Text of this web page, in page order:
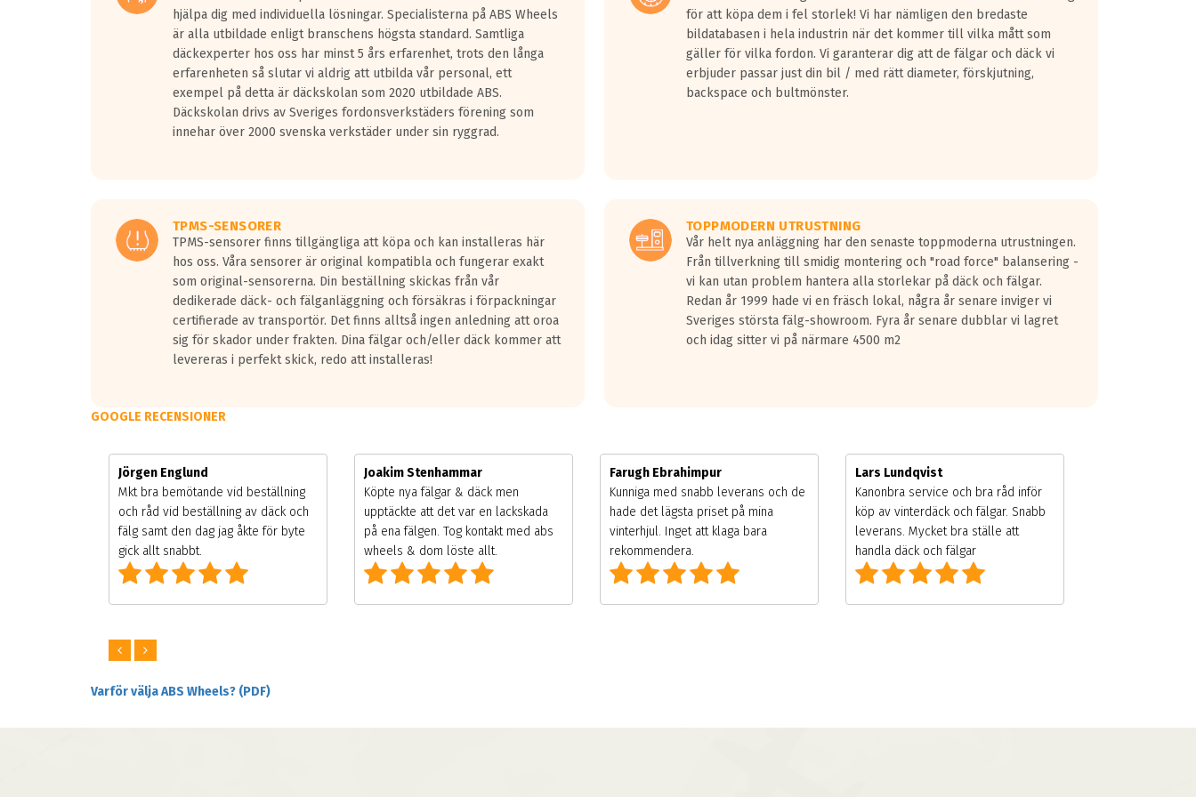
hjälpa dig med individuella lösningar. Specialisterna på ABS Wheels
är alla utbildade enligt branschens högsta standard. Samtliga
däckexperter hos oss har minst 5 års erfarenhet, trots den långa
erfarenheten så slutar vi aldrig att utbilda vår personal, ett
exempel på detta är däckskolan som 2020 utbildade ABS.
Däckskolan drivs av Sveriges fordonsverkstäders förening som
innehar över 2000 svenska verkstäder under sin ryggrad.
för att köpa dem i fel storlek! Vi har nämligen den bredaste
bildatabasen i hela industrin när det kommer till vilka mått som
gäller för vilka fordon. Vi garanterar dig att de fälgar och däck vi
erbjuder passar just din bil / med rätt diameter, förskjutning,
backspace och bultmönster.
TPMS-SENSORER
TPMS-sensorer finns tillgängliga att köpa och kan installeras här
hos oss. Våra sensorer är original kompatibla och fungerar exakt
som original-sensorerna. Din beställning skickas från vår
dedikerade däck- och fälganläggning och försäkras i förpackningar
certifierade av transportör. Det finns alltså ingen anledning att oroa
sig för skador under frakten. Dina fälgar och/eller däck kommer att
levereras i perfekt skick, redo att installeras!
TOPPMODERN UTRUSTNING
Vår helt nya anläggning har den senaste toppmoderna utrustningen.
Från tillverkning till smidig montering och "road force" balansering -
vi kan utan problem hantera alla storlekar på däck och fälgar.
Redan år 1999 hade vi en fräsch lokal, några år senare inviger vi
Sveriges största fälg-showroom. Fyra år senare dubblar vi lagret
och idag sitter vi på närmare 4500 m2
GOOGLE RECENSIONER
Jörgen Englund
Mkt bra bemötande vid beställning
och råd vid beställning av däck och
fälg samt den dag jag åkte för byte
gick allt snabbt.
Joakim Stenhammar
Köpte nya fälgar & däck men
upptäckte att det var en lackskada
på ena fälgen. Tog kontakt med abs
wheels & dom löste allt.
Farugh Ebrahimpur
Kunniga med snabb leverans och de
hade det lägsta priset på mina
vinterhjul. Inget att klaga bara
rekommendera.
Lars Lundqvist
Kanonbra service och bra råd inför
köp av vinterdäck och fälgar. Snabb
leverans. Mycket bra ställe att
handla däck och fälgar
Varför välja ABS Wheels? (PDF)